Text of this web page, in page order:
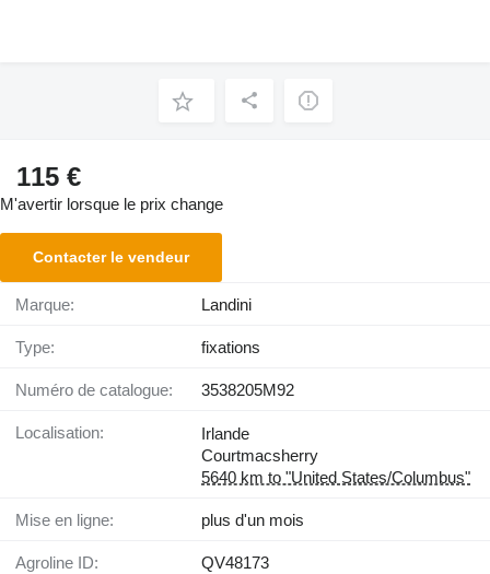
115 €
M'avertir lorsque le prix change
Contacter le vendeur
Marque: Landini
Type: fixations
Numéro de catalogue: 3538205M92
Localisation:
Irlande
Courtmacsherry
5640 km to "United States/Columbus"
Mise en ligne: plus d'un mois
Agroline ID: QV48173